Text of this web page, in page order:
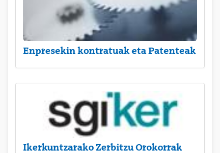
Enpresekin kontratuak eta Patenteak
Ikerkuntzarako Zerbitzu Orokorrak